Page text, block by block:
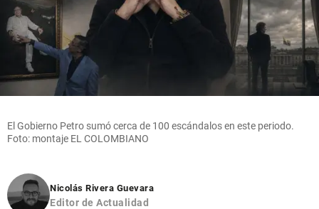
El Gobierno Petro sumó cerca de 100 escándalos en este periodo.
Foto: montaje EL COLOMBIANO
Nicolás Rivera Guevara
Editor de Actualidad